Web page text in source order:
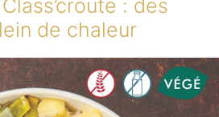
: des
de chaleur